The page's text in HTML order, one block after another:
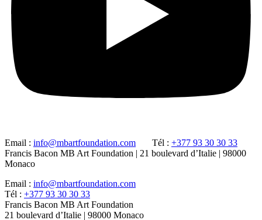
Email : info@mbartfoundation.com Tél : +377 93 30 30 33
Francis Bacon MB Art Foundation | 21 boulevard d’Italie | 98000
Monaco
Email : info@mbartfoundation.com
Tél : +377 93 30 30 33
Francis Bacon MB Art Foundation
21 boulevard d’Italie | 98000 Monaco